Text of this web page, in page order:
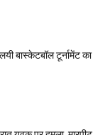
बास्केटबॉल टूर्नामेंट का